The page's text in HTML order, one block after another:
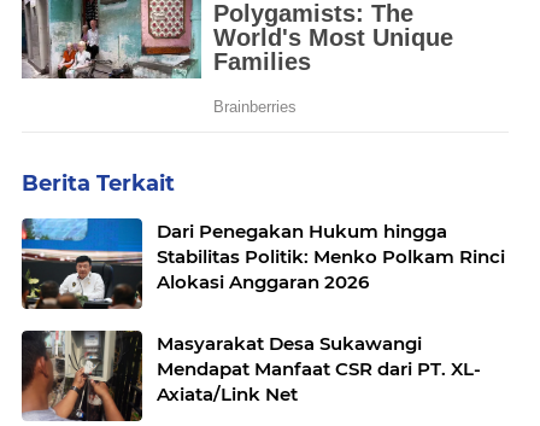
Berita Terkait
Dari Penegakan Hukum hingga
Stabilitas Politik: Menko Polkam Rinci
Alokasi Anggaran 2026
Masyarakat Desa Sukawangi
Mendapat Manfaat CSR dari PT. XL-
Axiata/Link Net